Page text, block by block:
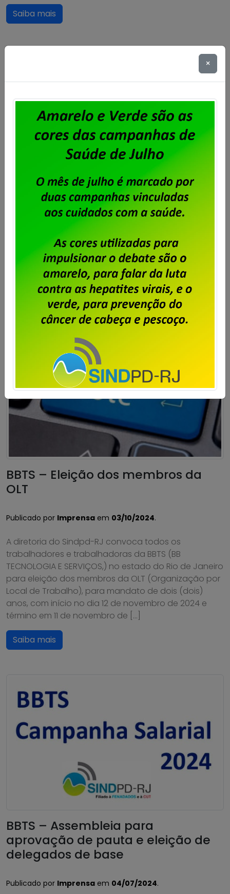
Saiba mais
Eleita a OLT da BBTS
Publicado porImprensaem06/11/2024.
Foi eleita a Organização por Local de Trabalho dos
trabalhadores e trabalhadoras da BBTS. A votação
ocorreu nos dias 4 e 5 de novembro, conforme edital
publicado no site do Sindicato. A chapa Força e
União foi eleita com 94% dos votos para mandato de
dois (dois) anos, com início no dia 12 de novembro […]
Saiba mais
BBTS – Eleição dos membros da
OLT
Publicado por Imprensa em 03/10/2024.
A diretoria do Sindpd-RJ convoca todos os
trabalhadores e trabalhadoras da BBTS (BB
TECNOLOGIA E SERVIÇOS,) no estado do Rio de Janeiro
para eleição dos membros da OLT (Organização por
Local de Trabalho), para mandato de dois (dois)
anos, com início no dia 12 de novembro de 2024 e
término em 11 de novembro de […]
Saiba mais
BBTS – Assembleia para
aprovação de pauta e eleição de
delegados de base
Publicado por Imprensa em 04/07/2024.
×